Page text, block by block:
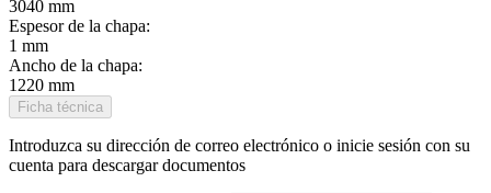
3040 mm
Espesor de la chapa:
1 mm
Ancho de la chapa:
1220 mm
Ficha técnica
Introduzca su dirección de correo electrónico o inicie sesión con su
cuenta para descargar documentos